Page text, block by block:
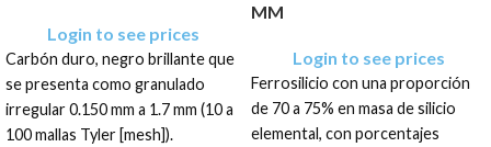
Login to see prices
Carbón duro, negro brillante que
se presenta como granulado
irregular 0.150 mm a 1.7 mm (10 a
100 mallas Tyler [mesh]).
MM
Login to see prices
Ferrosilicio con una proporción
de 70 a 75% en masa de silicio
elemental, con porcentajes